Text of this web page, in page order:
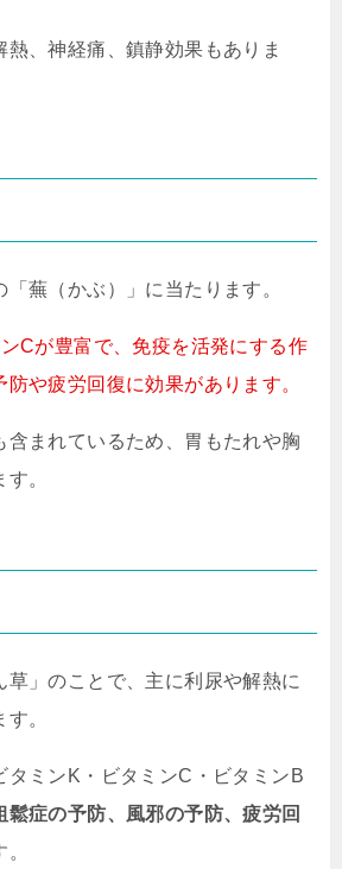
熱、神経痛、鎮静効果もありま
蕪（かぶ）」に当たります。
Cが豊富で、免疫を活発にする作
や疲労回復に効果があります。
含まれているため、胃もたれや胸
。
草」のことで、主に利尿や解熱に
。
タミンK・ビタミンC・ビタミンB
鬆症の予防、風邪の予防、疲労回